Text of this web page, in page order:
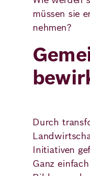
müssen sie
nehmen?
Durch
Initiativen
Ganz